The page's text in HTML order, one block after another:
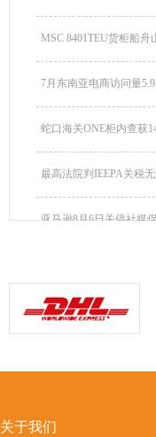
MSC 8401TEU货柜船
7月东南亚电商访问量
蛇口海关ONE柜内查获
最高法院判IEEPA关税
亚马逊8月6日关停社媒
关于我们